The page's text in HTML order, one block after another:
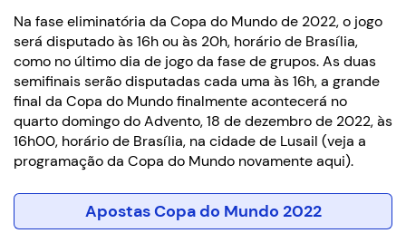
Na fase eliminatória da Copa do Mundo de 2022, o jogo
será disputado às 16h ou às 20h, horário de Brasília,
como no último dia de jogo da fase de grupos. As duas
semifinais serão disputadas cada uma às 16h, a grande
final da Copa do Mundo finalmente acontecerá no
quarto domingo do Advento, 18 de dezembro de 2022, às
16h00, horário de Brasília, na cidade de Lusail (veja a
programação da Copa do Mundo novamente aqui).
Apostas Copa do Mundo 2022